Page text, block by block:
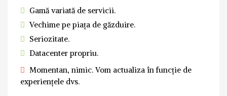
Gamă variată de servicii.
Vechime pe piața de găzduire.
Seriozitate.
Datacenter propriu.
Momentan, nimic. Vom actualiza în funcție de
experiențele dvs.